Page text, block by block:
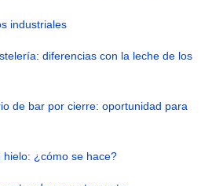
industriales
diferencias con la leche de los
de bar por cierre: oportunidad para
hielo: ¿cómo se hace?